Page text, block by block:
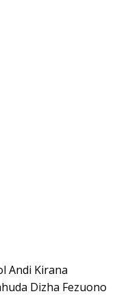
Andi Kirana
Dizha Fezuono